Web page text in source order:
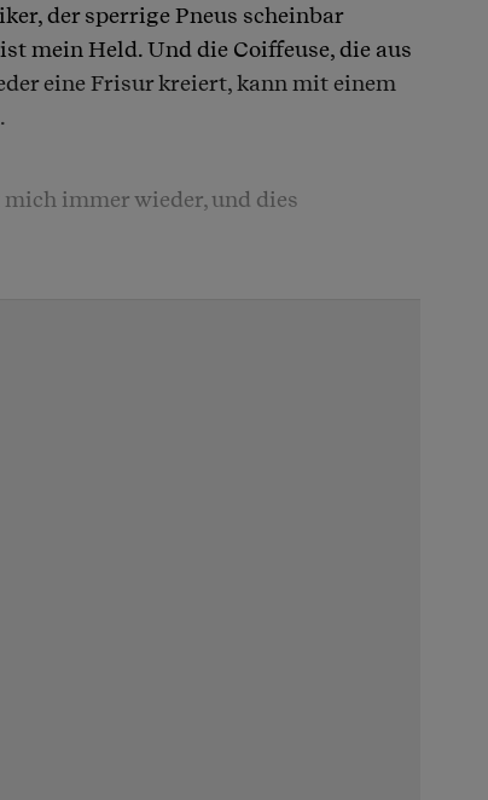
der sperrige Pneus scheinbar
mein Held. Und die Coiffeuse, die aus
eine Frisur kreiert, kann mit einem
immer wieder, und dies